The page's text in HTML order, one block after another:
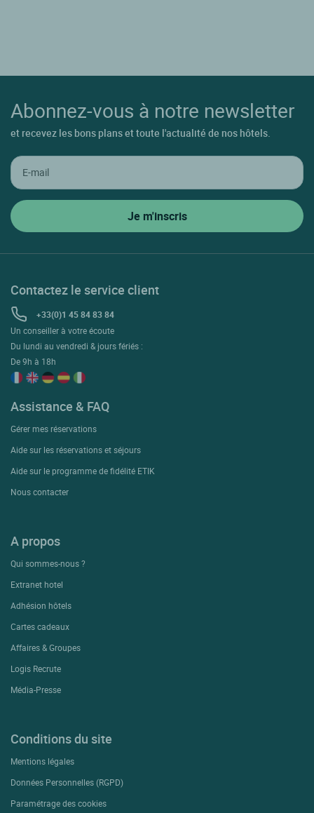
Abonnez-vous à notre newsletter
et recevez les bons plans et toute l'actualité de nos hôtels.
Contactez le service client
+33(0)1 45 84 83 84
Un conseiller à votre écoute
Du lundi au vendredi & jours fériés :
De 9h à 18h
Assistance & FAQ
Gérer mes réservations
Aide sur les réservations et séjours
Aide sur le programme de fidélité ETIK
Nous contacter
A propos
Qui sommes-nous ?
Extranet hotel
Adhésion hôtels
Cartes cadeaux
Affaires & Groupes
Logis Recrute
Média-Presse
Conditions du site
Mentions légales
Données Personnelles (RGPD)
Paramétrage des cookies